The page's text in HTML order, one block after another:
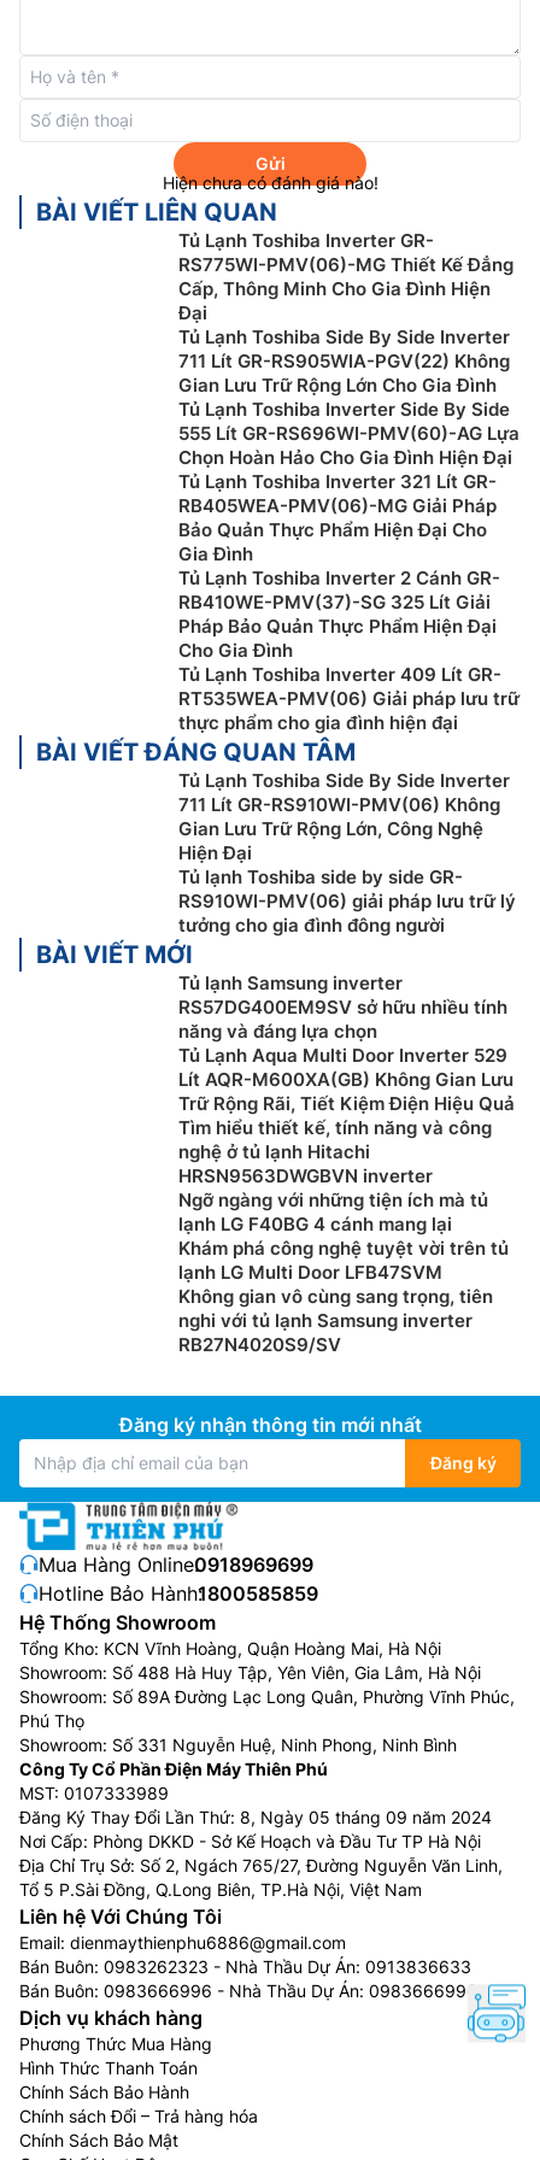
Công nghệ PureAir khử mùi, diệt khuẩn lên
Tủ lạnh Toshiba inverter GR-RS910WI-PMV(06) được
trang bị công nghệ PureAIR giúp giữ thực phẩm tươi
ngon ở cả ngăn đông và ngăn mát, đảm bảo an toàn
cho sức khỏe gia đình – đặc biệt lý tưởng cho việc
bảo quản sữa mẹ, sữa công thức và đồ ăn dặm, phù
hợp với các gia đình có trẻ sơ sinh hoặc trẻ nhỏ với hệ
miễn dịch còn yếu.
Công nghệ PureAIR Turbo tăng x3 tốc độ
thanh lọc
Với chế độ PureAIR trêntủ lạnh Toshiba Side by Side
GR-RS910WI-PMV(06), hiệu quả lọc hàng đầu thị
trường chỉ một nút nhấn kích hoạt, giúp thanh lọc
nhanh gấp 3 lần so với thông thường, hoàn hảo để lưu
trữ các món ăn có hương vị đậm đà.
Công nghệ Pure Ice làm đá tinh khiết 3 cấp
độ
Công nghệ làm đá nhanh chóng chỉ trong 95 phút, với
hai máy làm đá tự động tạo hai kích cỡ khác nhau,
đáp ứng nhu cầu của mọi thành viên. Hệ thống lọc 3
cấp giúp loại bỏ tạp chất, đảm bảo đá sạch, không
mùi và an toàn để sử dụng ngay.
Tiên phong công nghệ làm lạnh R290 –
Lạnh nhanh hơn, tươi lâu hơn
Ngay khi mở cửa tủ, bạn sẽ cảm nhận được luồng khí
lạnh tươi mới lan tỏa tức thì. Nhờ ứng dụng chất làm
Gửi
Hiện chưa có đánh giá nào!
BÀI VIẾT LIÊN QUAN
Tủ Lạnh Toshiba Inverter GR-
RS775WI-PMV(06)-MG Thiết Kế Đẳng
Cấp, Thông Minh Cho Gia Đình Hiện
Đại
Tủ Lạnh Toshiba Side By Side Inverter
711 Lít GR-RS905WIA-PGV(22) Không
Gian Lưu Trữ Rộng Lớn Cho Gia Đình
Tủ Lạnh Toshiba Inverter Side By Side
555 Lít GR-RS696WI-PMV(60)-AG Lựa
Chọn Hoàn Hảo Cho Gia Đình Hiện Đại
Tủ Lạnh Toshiba Inverter 321 Lít GR-
RB405WEA-PMV(06)-MG Giải Pháp
Bảo Quản Thực Phẩm Hiện Đại Cho
Gia Đình
Tủ Lạnh Toshiba Inverter 2 Cánh GR-
RB410WE-PMV(37)-SG 325 Lít Giải
Pháp Bảo Quản Thực Phẩm Hiện Đại
Cho Gia Đình
Tủ Lạnh Toshiba Inverter 409 Lít GR-
RT535WEA-PMV(06) Giải pháp lưu trữ
thực phẩm cho gia đình hiện đại
BÀI VIẾT ĐÁNG QUAN TÂM
Tủ Lạnh Toshiba Side By Side Inverter
711 Lít GR-RS910WI-PMV(06) Không
Gian Lưu Trữ Rộng Lớn, Công Nghệ
Hiện Đại
Tủ lạnh Toshiba side by side GR-
RS910WI-PMV(06) giải pháp lưu trữ lý
tưởng cho gia đình đông người
BÀI VIẾT MỚI
Tủ lạnh Samsung inverter
RS57DG400EM9SV sở hữu nhiều tính
năng và đáng lựa chọn
Tủ Lạnh Aqua Multi Door Inverter 529
Lít AQR-M600XA(GB) Không Gian Lưu
Trữ Rộng Rãi, Tiết Kiệm Điện Hiệu Quả
Tìm hiểu thiết kế, tính năng và công
nghệ ở tủ lạnh Hitachi
HRSN9563DWGBVN inverter
Ngỡ ngàng với những tiện ích mà tủ
lạnh LG F40BG 4 cánh mang lại
Khám phá công nghệ tuyệt vời trên tủ
lạnh LG Multi Door LFB47SVM
Không gian vô cùng sang trọng, tiên
nghi với tủ lạnh Samsung inverter
RB27N4020S9/SV
Đăng ký nhận thông tin mới nhất
Đăng ký
Mua Hàng Online:0918969699
Hotline Bảo Hành:1800585859
Hệ Thống Showroom
Tổng Kho: KCN Vĩnh Hoàng, Quận Hoàng Mai, Hà Nội
Showroom: Số 488 Hà Huy Tập, Yên Viên, Gia Lâm, Hà Nội
Showroom: Số 89A Đường Lạc Long Quân, Phường Vĩnh Phúc,
Phú Thọ
Showroom: Số 331 Nguyễn Huệ, Ninh Phong, Ninh Bình
Công Ty Cổ Phần Điện Máy Thiên Phú
MST: 0107333989
Đăng Ký Thay Đổi Lần Thứ: 8, Ngày 05 tháng 09 năm 2024
Nơi Cấp: Phòng DKKD - Sở Kế Hoạch và Đầu Tư TP Hà Nội
Địa Chỉ Trụ Sở: Số 2, Ngách 765/27, Đường Nguyễn Văn Linh,
Tổ 5 P.Sài Đồng, Q.Long Biên, TP.Hà Nội, Việt Nam
Liên hệ Với Chúng Tôi
Email: dienmaythienphu6886@gmail.com
Bán Buôn: 0983262323 - Nhà Thầu Dự Án: 0913836633
Bán Buôn: 0983666996 - Nhà Thầu Dự Án: 0983666996
Dịch vụ khách hàng
Phương Thức Mua Hàng
Hình Thức Thanh Toán
Chính Sách Bảo Hành
Chính sách Đổi – Trả hàng hóa
Chính Sách Bảo Mật